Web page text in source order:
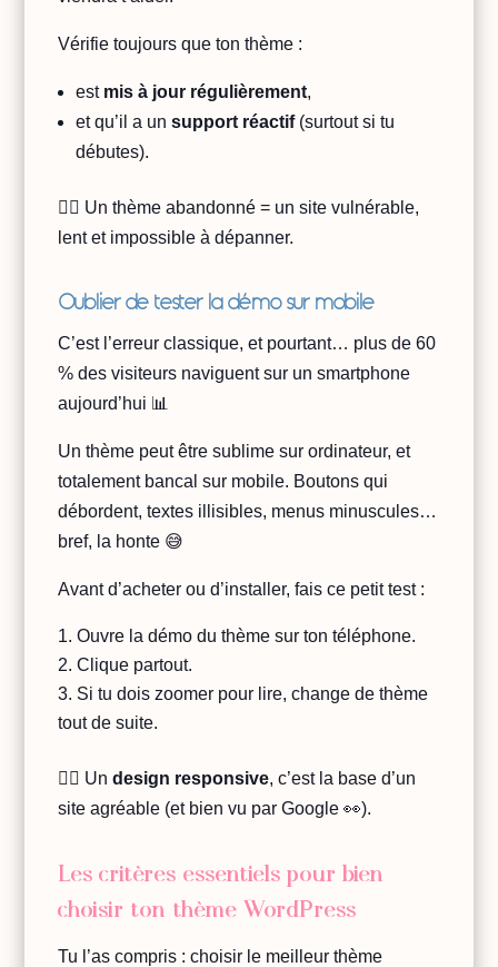
Vérifie toujours que ton thème :
est mis à jour régulièrement,
et qu’il a unsupport réactif(surtout si tu
débutes).
👉🏻 Un thème abandonné = un site vulnérable,
lent et impossible à dépanner.
Oublier de tester la démo sur mobile
C’est l’erreur classique, et pourtant… plus de 60
% des visiteurs naviguent sur un smartphone
aujourd’hui 📊
Un thème peut être sublime sur ordinateur, et
totalement bancal sur mobile. Boutons qui
débordent, textes illisibles, menus minuscules…
bref, la honte 😅
Avant d’acheter ou d’installer, fais ce petit test :
Ouvre la démo du thème sur ton téléphone.
Clique partout.
Si tu dois zoomer pour lire, change de thème
tout de suite.
👉🏻 Undesign responsive, c’est la base d’un
site agréable (et bien vu par Google 👀).
Les critères essentiels pour bien
choisir ton thème WordPress
Tu l’as compris : choisir le meilleur thème